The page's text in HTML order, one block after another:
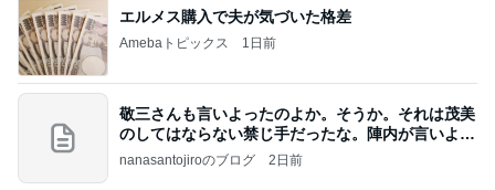
エルメス購入で夫が気づいた格差
Amebaトピックス 1日前
敬三さんも言いよったのよか。そうか。それは茂美
のしてはならない禁じ手だったな。陣内が言いよる
のよ
nanasantojiroのブログ 2日前